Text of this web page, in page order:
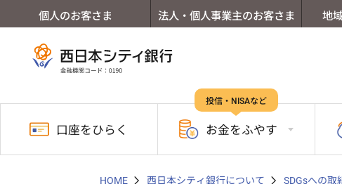
個人のお客さま 法人・個人事業主のお客さま 地
口座を ひらく
投信・NISAなど
お金をふやす
HOME 西日本シティ銀行について SDGsへの取